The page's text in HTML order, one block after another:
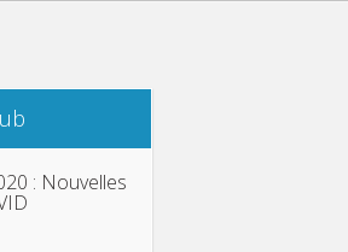
: Nouvelles